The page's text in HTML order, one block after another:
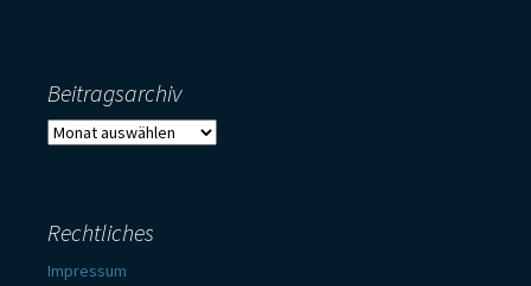
Beitragsarchiv
Beitragsarchiv
Rechtliches
Impressum